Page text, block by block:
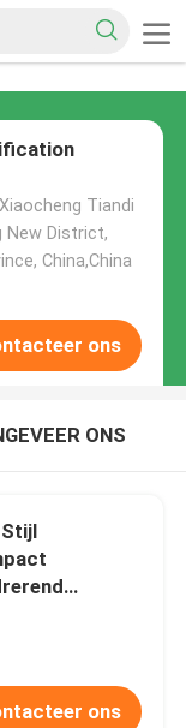
Tiandi
New District,
China,China
ons
ONS
ons